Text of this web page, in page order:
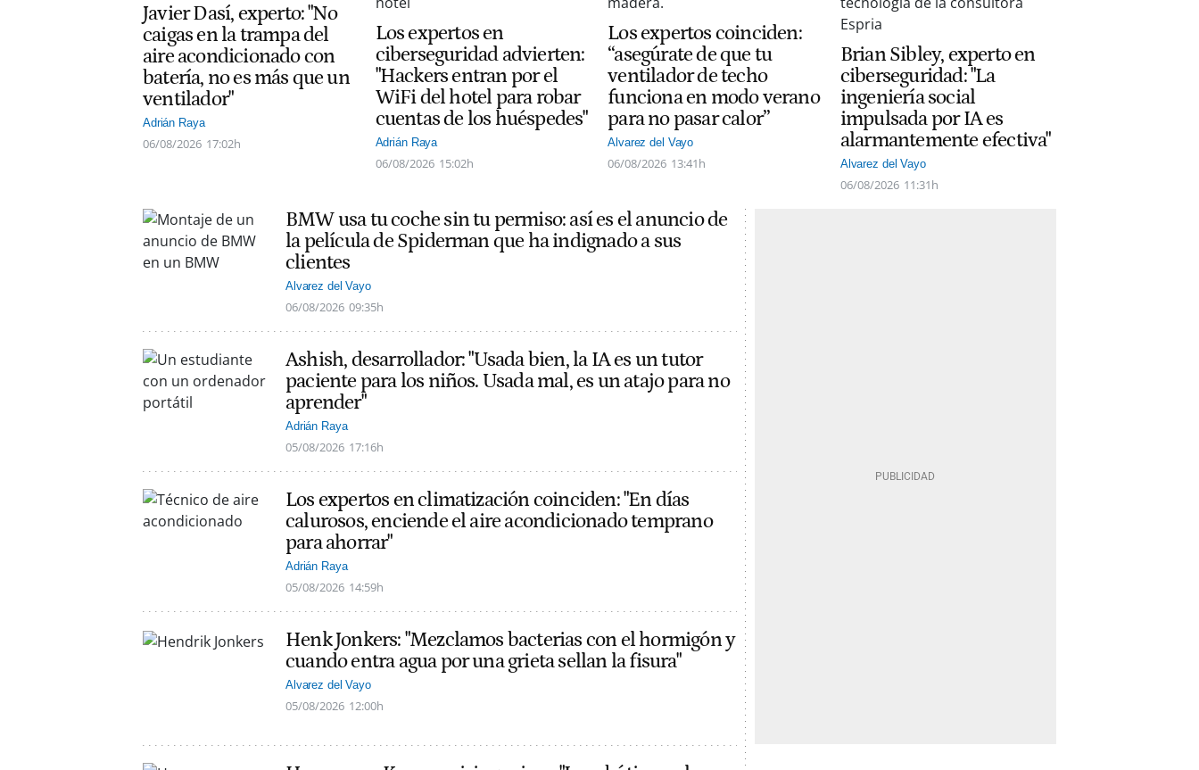
Javier Dasí, experto: "No
caigas en la trampa del
aire acondicionado con
batería, no es más que un
ventilador"
Adrián Raya
06/08/2026 17:02h
Los expertos en
ciberseguridad advierten:
"Hackers entran por el
WiFi del hotel para robar
cuentas de los huéspedes"
Adrián Raya
06/08/2026 15:02h
Los expertos coinciden:
“asegúrate de que tu
ventilador de techo
funciona en modo verano
para no pasar calor”
Alvarez del Vayo
06/08/2026 13:41h
Brian Sibley, experto en
ciberseguridad: "La
ingeniería social
impulsada por IA es
alarmantemente efectiva"
Alvarez del Vayo
06/08/2026 11:31h
BMW usa tu coche sin tu permiso: así es el anuncio de
la película de Spiderman que ha indignado a sus
clientes
Alvarez del Vayo
06/08/2026 09:35h
Ashish, desarrollador: "Usada bien, la IA es un tutor
paciente para los niños. Usada mal, es un atajo para no
aprender"
Adrián Raya
05/08/2026 17:16h
Los expertos en climatización coinciden: "En días
calurosos, enciende el aire acondicionado temprano
para ahorrar"
Adrián Raya
05/08/2026 14:59h
Henk Jonkers: "Mezclamos bacterias con el hormigón y
cuando entra agua por una grieta sellan la fisura"
Alvarez del Vayo
05/08/2026 12:00h